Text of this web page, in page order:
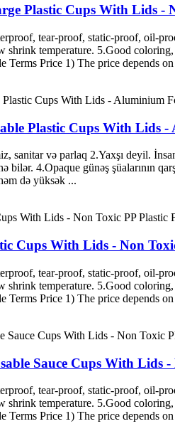
Plastic Cups With Lids -
tear-proof, static-proof, oil-
shrink temperature. 5.Good
Terms Price 1) The price depends
Plastic Cups With
sanitar və parlaq 2.Yaxşı deyil.
bilər. 4.Opaque günəş şüalarının
də yüksək ...
Cups With Lids - Non
tear-proof, static-proof, oil-
shrink temperature. 5.Good
Terms Price 1) The price depends
Sauce Cups With Lids
tear-proof, static-proof, oil-
shrink temperature. 5.Good
Terms Price 1) The price depends